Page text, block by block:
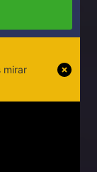
mirar